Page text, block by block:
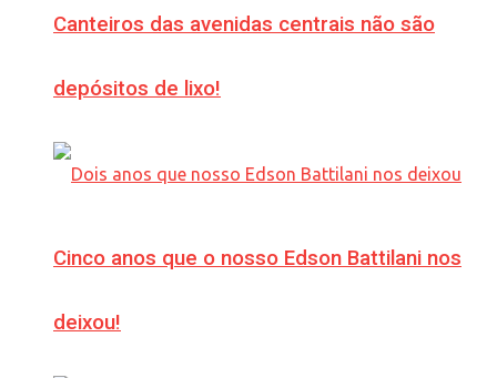
Canteiros das avenidas centrais não são
depósitos de lixo!
Cinco anos que o nosso Edson Battilani nos
deixou!